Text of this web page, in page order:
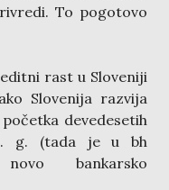
To pogotovo
rast u Sloveniji
Slovenija razvija
devedesetih
g. (tada je u bh
bankarsko